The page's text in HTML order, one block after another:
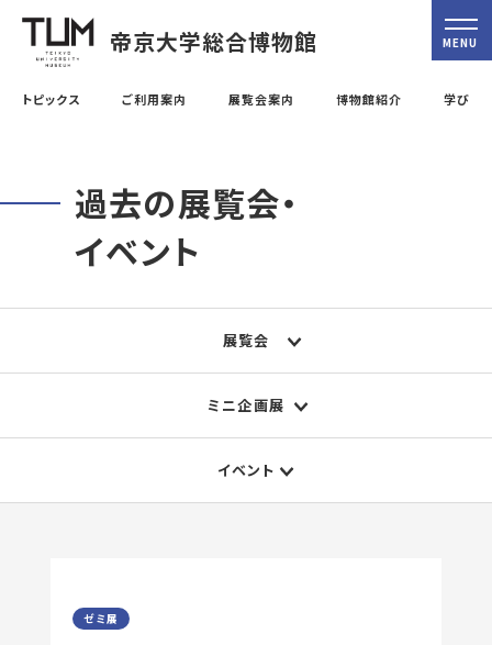
帝京大学総合博物館 MENU
トピックス ご利用案内 展覧会案内 博物館紹介 学び
過去の展覧会・
イベント
展覧会
ミニ企画展
イベント
ゼミ展